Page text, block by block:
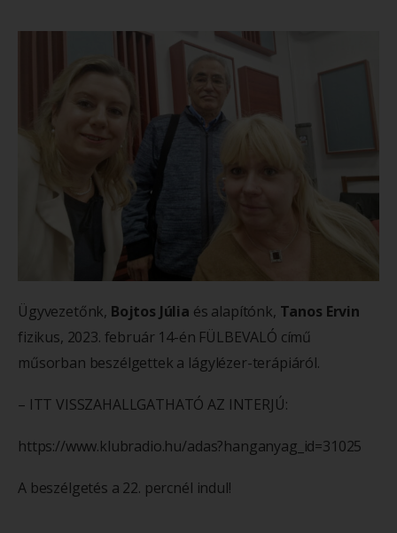
Ügyvezetőnk, Bojtos Júlia és alapítónk, Tanos Ervin
fizikus, 2023. február 14-én FÜLBEVALÓ című
műsorban beszélgettek a lágylézer-terápiáról.
– ITT VISSZAHALLGATHATÓ AZ INTERJÚ:
https://www.klubradio.hu/adas?hanganyag_id=31025
A beszélgetés a 22. percnél indul!